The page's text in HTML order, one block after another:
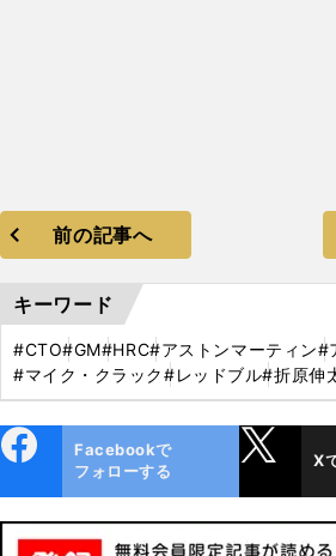
前の記事へ
キーワード
#CTO#GM#HRC#アストンマーティン#
#マイク・クラック#レッドブル#折原伸
ok
Facebookで
フォローする
X